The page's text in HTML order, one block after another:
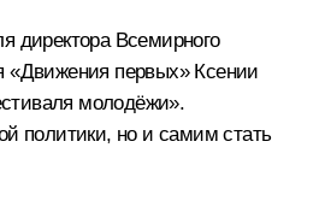
директора Всемирного
«Движения первых» Ксении
молодёжи».
политики, но и самим стать